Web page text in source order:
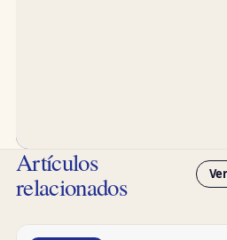
Artículos
relacionados